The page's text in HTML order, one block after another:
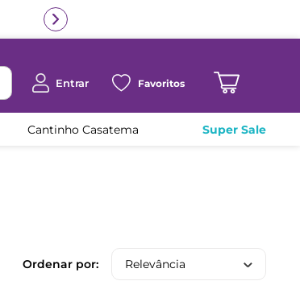
Entrar Favoritos
Cantinho Casatema Super Sale
Relevância